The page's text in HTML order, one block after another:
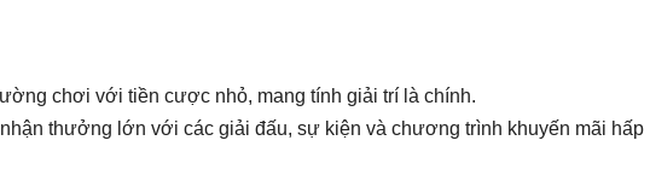
chơi với tiền cược nhỏ, mang tính giải trí là chính.
thưởng lớn với các giải đấu, sự kiện và chương trình khuyến mãi hấp